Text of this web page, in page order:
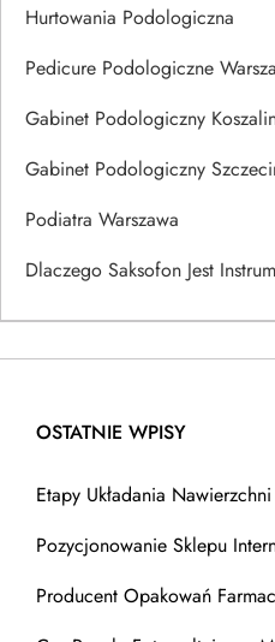
Hurtowania Podologiczna
Pedicure Podologiczne
Gabinet Podologiczny
Gabinet Podologiczny
Podiatra Warszawa
Dlaczego Saksofon Jest
OSTATNIE WPISY
Etapy Układania
Pozycjonowanie Sklepu
Producent Opakowań